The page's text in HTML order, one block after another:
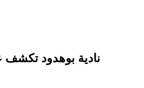
نادية بوهدود